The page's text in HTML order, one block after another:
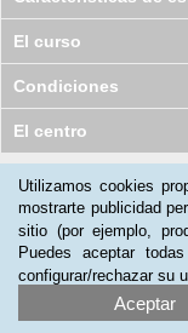
El curso
Condiciones
El centro
Nuestros clientes
Juan
Calidad correcta
Utilizamos cookies
mostrarte publicidad
sitio (por ejemplo,
Puedes aceptar
configurar/rechazar su
Aceptar